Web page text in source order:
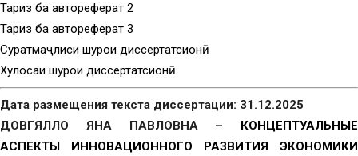
Тақриз ба автореферат 2
Тақриз ба автореферат 3
Суратмаҷлиси шурои диссертатсионӣ
Хулосаи шурои диссертатсионӣ
Дата размещения текста диссертации: 31.12.2025
ДОВГЯЛЛО ЯНА ПАВЛОВНА – КОНЦЕПТУАЛЬНЫЕ
АСПЕКТЫ ИННОВАЦИОННОГО РАЗВИТИЯ ЭКОНОМИКИ